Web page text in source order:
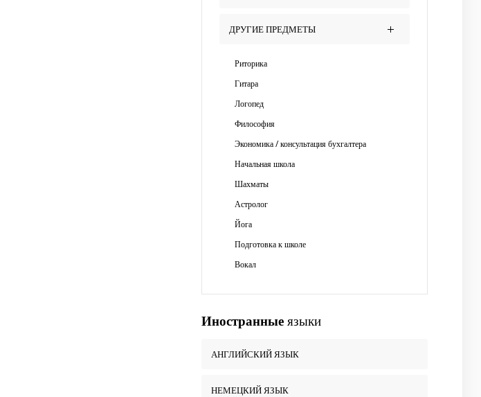
ДРУГИЕ ПРЕДМЕТЫ
Риторика
Гитара
Логопед
Философия
Экономика / консультация бухгалтера
Начальная школа
Шахматы
Астролог
Йога
Подготовка к школе
Вокал
Иностранныеязыки
АНГЛИЙСКИЙ ЯЗЫК
НЕМЕЦКИЙ ЯЗЫК